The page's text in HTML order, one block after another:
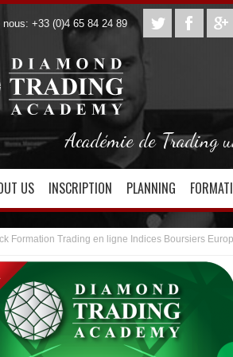
nous: +33 (0)4 65 84 24 89
Académie de Trading
US INSCRIPTION PLANNING
Formation Trading en ligne Indices Boursiers